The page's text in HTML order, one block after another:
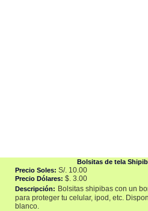
Bolsitas de tela
Precio Soles: S/. 10.00
Precio Dólares: $. 3.00
Descripción: Bolsitas shipibas con un
para proteger tu celular, ipod, etc.
blanco.